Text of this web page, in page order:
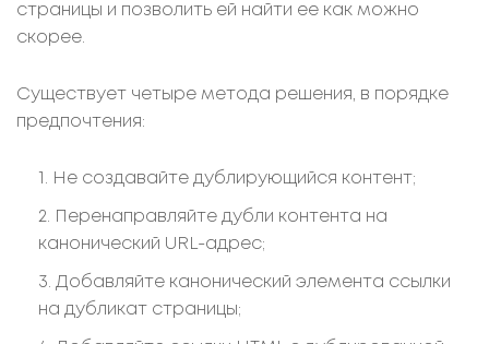
страницы и позволить ей найти ее как можно
скорее.
Существует четыре метода решения, в порядке
предпочтения:
Не создавайте дублирующийся контент;
Перенаправляйте дубли контента на
канонический URL-адрес;
Добавляйте канонический элемента ссылки
на дубликат страницы;